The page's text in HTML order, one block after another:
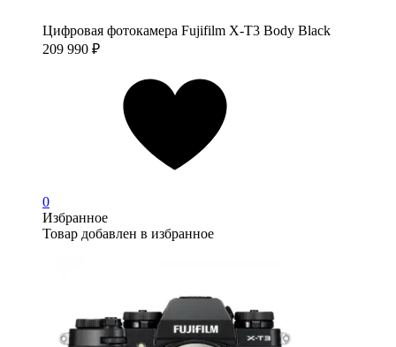
Цифровая фотокамера Fujifilm X-T3 Body Black
209 990 ₽
0
Избранное
Товар добавлен в избранное